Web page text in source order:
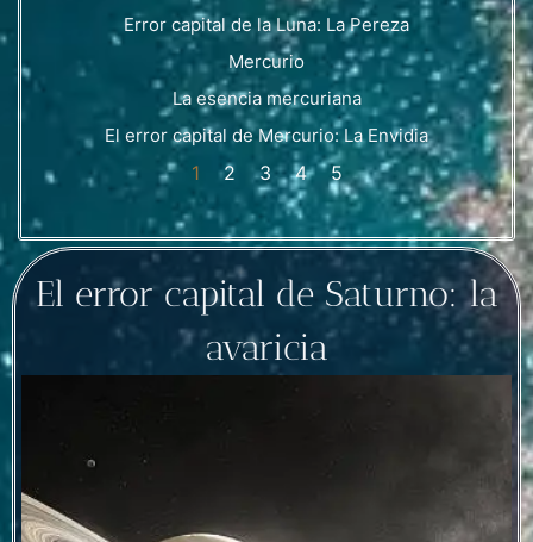
Error capital de la Luna: La Pereza
Mercurio
La esencia mercuriana
El error capital de Mercurio: La Envidia
1 2 3 4 5
El error capital de Saturno: la
avaricia